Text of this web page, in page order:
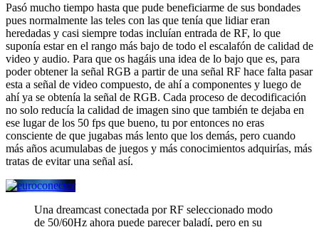
Pasó mucho tiempo hasta que pude beneficiarme de sus bondades
pues normalmente las teles con las que tenía que lidiar eran
heredadas y casi siempre todas incluían entrada de RF, lo que
suponía estar en el rango más bajo de todo el escalafón de calidad de
video y audio. Para que os hagáis una idea de lo bajo que es, para
poder obtener la señal RGB a partir de una señal RF hace falta pasar
esta a señal de video compuesto, de ahí a componentes y luego de
ahí ya se obtenía la señal de RGB. Cada proceso de decodificación
no solo reducía la calidad de imagen sino que también te dejaba en
ese lugar de los 50 fps que bueno, tu por entonces no eras
consciente de que jugabas más lento que los demás, pero cuando
más años acumulabas de juegos y más conocimientos adquirías, más
tratas de evitar una señal así.
Una dreamcast conectada por RF seleccionado modo
de 50/60Hz ahora puede parecer baladí, pero en su